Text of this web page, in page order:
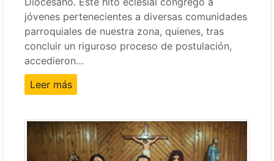
jóvenes pertenecientes a diversas comunidades
parroquiales de nuestra zona, quienes, tras
concluir un riguroso proceso de postulación,
accedieron…
Leer más